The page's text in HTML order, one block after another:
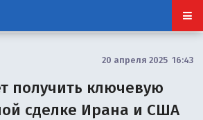
20 апреля 2025 16:43
получить ключевую
сделке Ирана и США